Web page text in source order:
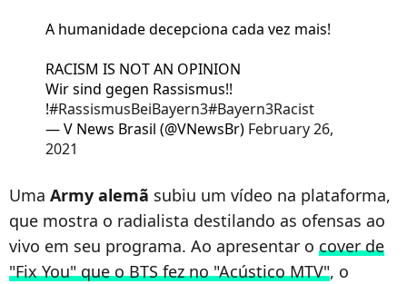
A humanidade decepciona cada vez mais!
RACISM IS NOT AN OPINION
Wir sind gegen Rassismus!!
!#RassismusBeiBayern3#Bayern3Racist
— V News Brasil (@VNewsBr) February 26,
2021
Uma Army alemã subiu um vídeo na plataforma,
que mostra o radialista destilando as ofensas ao
vivo em seu programa. Ao apresentar o cover de
"Fix You" que o BTS fez no "Acústico MTV", o